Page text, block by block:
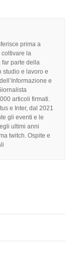
prima a
coltivare la
far parte della
studio e lavoro e
e
articoli firmati.
e Inter, dal 2021
gli eventi e le
ultimi anni
twitch. Ospite e